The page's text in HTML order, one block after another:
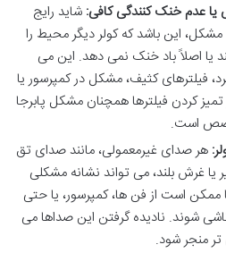
عدم خنک کنندگی کافی: شاید رایج
این باشد که کولر دیگر محیط را
یا اصلاً باد خنک نمی دهد. این می
فیلترهای کثیف، مشکل در کمپرسور یا
کردن فیلترها همچنان مشکل پابرجا
است.
هر صدای غیرمعمولی، مانند صدای تق
غرش بلند، می تواند نشانه مشکلی
ممکن است از فن ها، کمپرسور، یا حتی
شوند. نادیده گرفتن این صداها می
منجر شود.